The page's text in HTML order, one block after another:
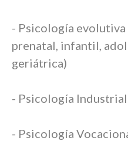
- Psicología
prenatal, infantil,
geriátrica)
- Psicología Industrial
- Psicología